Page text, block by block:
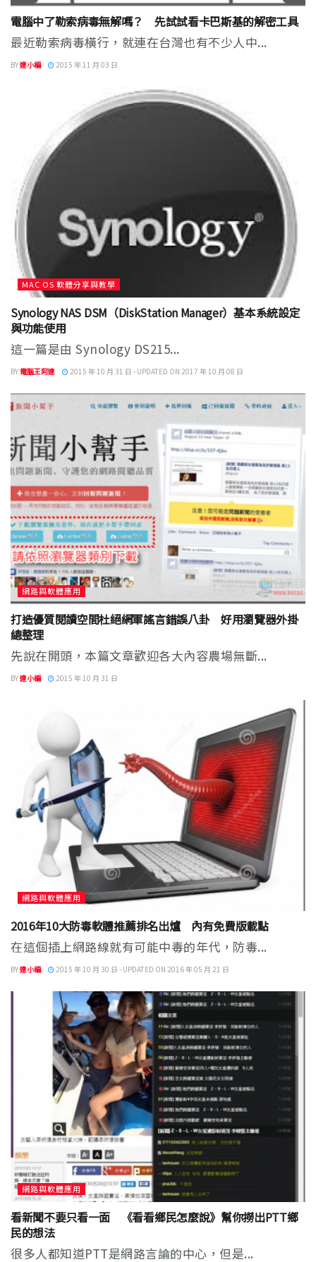
電腦中了勒索病毒無解嗎？ 先試試看卡巴斯基的解密工具
最近勒索病毒橫行，就連在台灣也有不少人中...
BY達小編 2015 年 11 月 03 日
MAC OS 軟體分享與教學
Synology NAS DSM（DiskStation Manager）基本系統設定
與功能使用
這一篇是由 Synology DS215...
BY 電腦王阿達 2015 年 10 月 31 日 - UPDATED ON 2017 年 10 月 08 日
網路與軟體應用
打造優質閱讀空間杜絕網軍謠言錯誤八卦 好用瀏覽器外掛
總整理
先說在開頭，本篇文章歡迎各大內容農場無斷...
BY達小編 2015 年 10 月 31 日
網路與軟體應用
2016年10大防毒軟體推薦排名出爐 內有免費版載點
在這個插上網路線就有可能中毒的年代，防毒...
BY達小編 2015 年 10 月 30 日 - UPDATED ON 2016 年 05 月 21 日
網路與軟體應用
看新聞不要只看一面 《看看鄉民怎麼說》幫你撈出PTT鄉
民的想法
很多人都知道PTT是網路言論的中心，但是...